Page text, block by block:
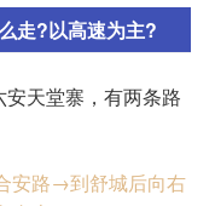
走?以高速为主?
天堂寨，有两条路
安路→到舒城后向右